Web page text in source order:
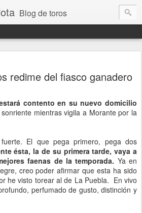
Blog de toros
redime del fiasco ganadero
contento en su nuevo domicilio
mientras vigila a Morante por la
El que pega primero, pega dos
ésta, la de su primera tarde, vaya a
faenas de la temporada. Ya en
creo poder afirmar que esta ha sido
he visto torear al de La Puebla. En vivo
perfumado de gusto, distinción y